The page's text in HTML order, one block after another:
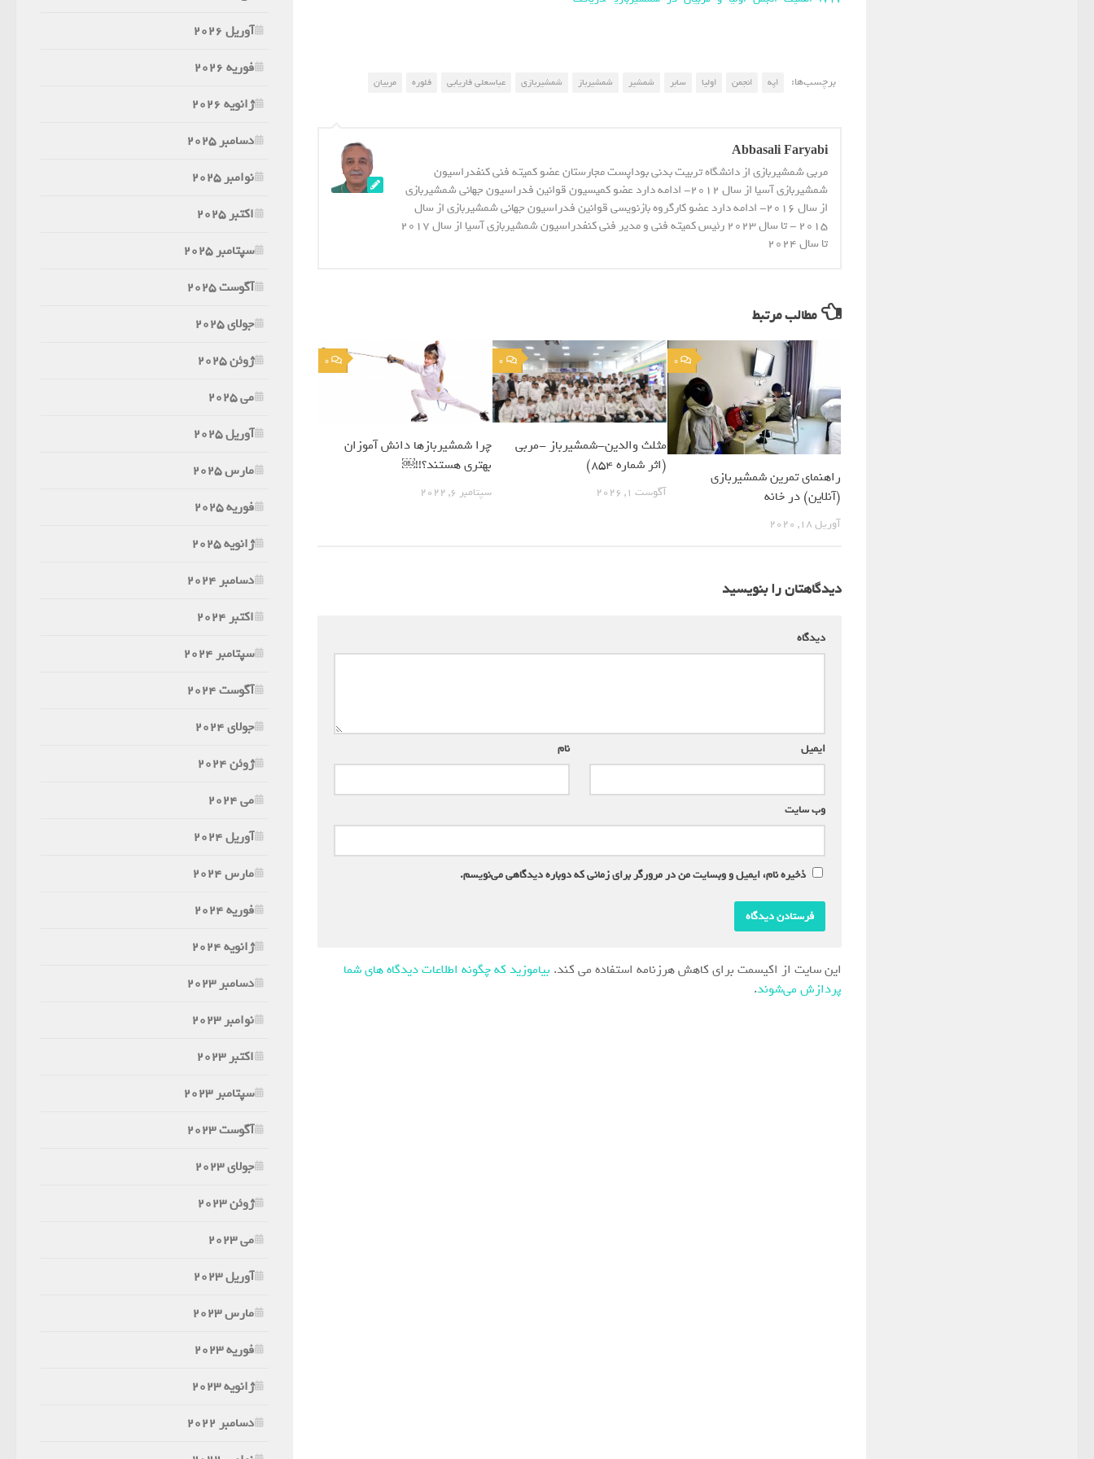
برچسب‌ها: اپه انجمن اولیا سابر شمشیر شمشیرباز شمشیربازی عباسعلی فاریابی فلوره مربیان
Abbasali Faryabi
مربی شمشیربازی از دانشگاه تربیت بدنی بوداپست مجارستان عضو کمیته فنی کنفدراسیون
شمشیربازی آسیا از سال 2012- ادامه دارد عضو کمیسیون قوانین فدراسیون جهانی شمشیربازی
از سال 2016- ادامه دارد عضو کارگروه بازنویسی قوانین فدراسیون جهانی شمشیربازی از سال
2015 - تا سال 2023 رئیس کمیته فنی و مدیر فنی کنفدراسیون شمشیربازی آسیا از سال 2017
تا سال 2024
مطالب مرتبط
0
راهنمای تمرین شمشیربازی
(آنلاین) در خانه
آوریل 18, 2020
0
مثلث والدین-شمشیرباز -مربی
(اثر شماره 854)
آگوست 1, 2026
0
چرا شمشیربازها دانش آموزان
بهتری هستند؟!!￼
سپتامبر 6, 2022
دیدگاهتان را بنویسید
دیدگاه
نام ایمیل
وب‌ سایت
ذخیره نام، ایمیل و وبسایت من در مرورگر برای زمانی که دوباره دیدگاهی می‌نویسم.
این سایت از اکیسمت برای کاهش هرزنامه استفاده می کند. بیاموزید که چگونه اطلاعات دیدگاه های شما
پردازش می‌شوند.
آوریل 2026
فوریه 2026
ژانویه 2026
دسامبر 2025
نوامبر 2025
اکتبر 2025
سپتامبر 2025
آگوست 2025
جولای 2025
ژوئن 2025
می 2025
آوریل 2025
مارس 2025
فوریه 2025
ژانویه 2025
دسامبر 2024
اکتبر 2024
سپتامبر 2024
آگوست 2024
جولای 2024
ژوئن 2024
می 2024
آوریل 2024
مارس 2024
فوریه 2024
ژانویه 2024
دسامبر 2023
نوامبر 2023
اکتبر 2023
سپتامبر 2023
آگوست 2023
جولای 2023
ژوئن 2023
می 2023
آوریل 2023
مارس 2023
فوریه 2023
ژانویه 2023
دسامبر 2022